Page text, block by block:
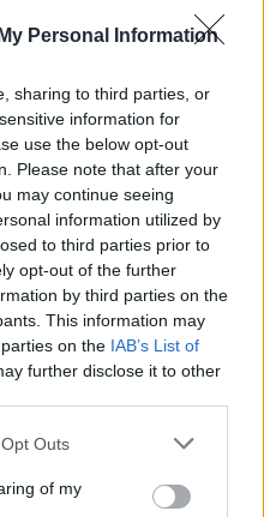
Personal Information
sharing to third parties, or
information for
use the below opt-out
Please note that after your
may continue seeing
information utilized by
to third parties prior to
opt-out of the further
by third parties on the
This information may
on the IAB’s List of
further disclose it to other
uses one or more Google
You may click to
Outs
of my
vágnak, esetleg
akor
a gyakorlása is
a titka, hogy olyan
fáj neki, az utolsó
a mozdulatot és
aki kapja, tehát a